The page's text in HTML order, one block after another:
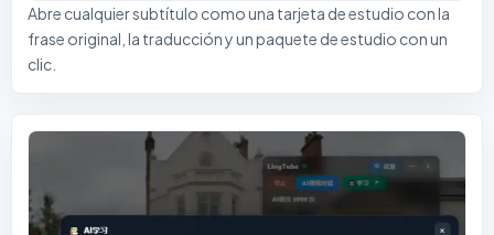
Abre cualquier subtítulo como una tarjeta de estudio con la
frase original, la traducción y un paquete de estudio con un
clic.